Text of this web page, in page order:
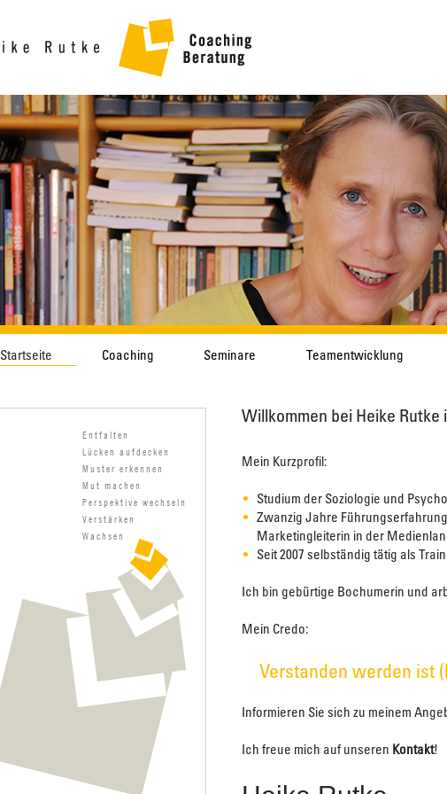
Startseite Coaching Seminare Teamentwicklung
Entfalten
Lücken aufdecken
Muster erkennen
Mut machen
Perspektive wechseln
Verstärken
Wachsen
Willkommen bei Heike
Mein Kurzprofil:
Studium der Soziologie und
Zwanzig Jahre
Marketingleiterin in der
Seit 2007 selbständig tätig als
Ich bin gebürtige Bochumerin und
Mein Credo:
Verstanden werden ist
Informieren Sie sich zu meinem
Ich freue mich auf unseren Kontakt!